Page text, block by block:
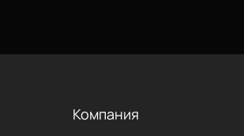
Компания